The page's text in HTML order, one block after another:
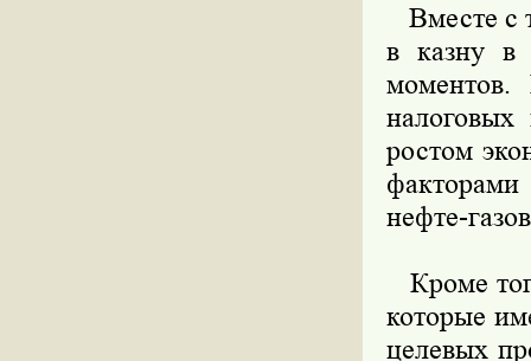
Вместе с
в казну в
моментов.
ростом
нефте-
Кроме
которые
целевых